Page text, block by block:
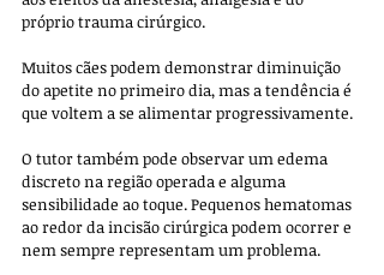
próprio trauma cirúrgico.
Muitos cães podem demonstrar diminuição
do apetite no primeiro dia, mas a tendência é
que voltem a se alimentar progressivamente.
O tutor também pode observar um edema
discreto na região operada e alguma
sensibilidade ao toque. Pequenos hematomas
ao redor da incisão cirúrgica podem ocorrer e
nem sempre representam um problema.